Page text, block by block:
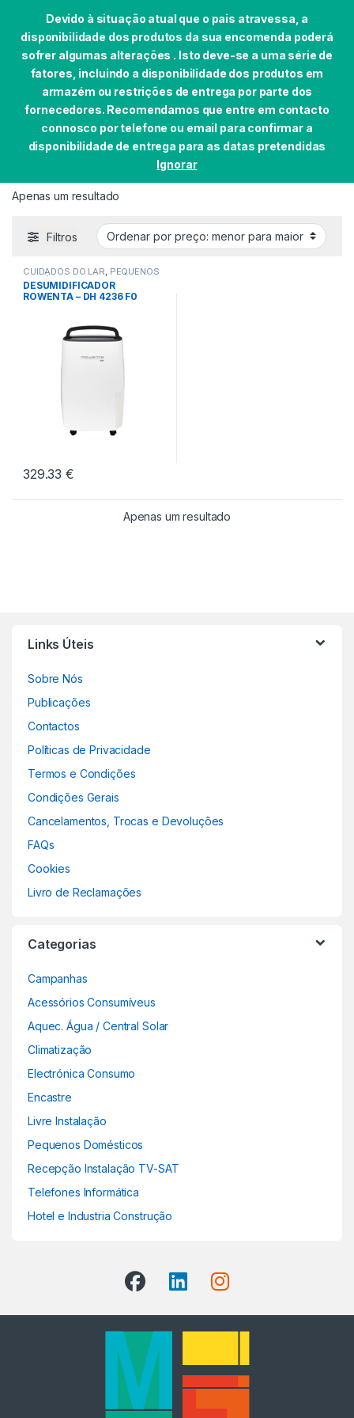
Devido à situação atual que o pais atravessa, a
disponibilidade dos produtos da sua encomenda poderá
sofrer algumas alterações . Isto deve-se a uma série de
fatores, incluindo a disponibilidade dos produtos em
armazém ou restrições de entrega por parte dos
fornecedores. Recomendamos que entre em contacto
connosco por telefone ou email para confirmar a
disponibilidade de entrega para as datas pretendidas
Ignorar
Skip to navigation
Skip to content
EAN do produto 3121040078037
3121040078037
Apenas um resultado
Filtros
CUIDADOS DO LAR PEQUENOS
DOMÉSTICOS
DESUMIDIFICADOR
ROWENTA – DH 4236 F0
329.33€
Apenas um resultado
Links Úteis
Sobre Nós
Publicações
Contactos
Políticas de Privacidade
Termos e Condições
Condições Gerais
Cancelamentos, Trocas e Devoluções
FAQs
Cookies
Livro de Reclamações
Categorias
Campanhas
Acessórios Consumíveus
Aquec. Água / Central Solar
Climatização
Electrónica Consumo
Encastre
Livre Instalação
Pequenos Domésticos
Recepção Instalação TV-SAT
Telefones Informática
Hotel e Industria Construção